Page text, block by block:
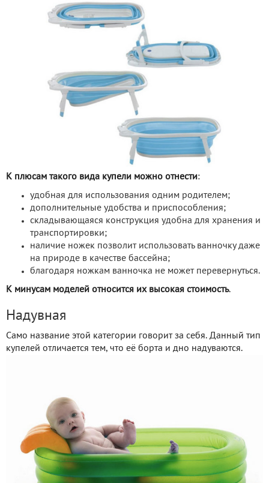
К плюсам такого вида купели можно отнести:
удобная для использования одним родителем;
дополнительные удобства и приспособления;
складывающаяся конструкция удобна для хранения и
транспортировки;
наличие ножек позволит использовать ванночку даже
на природе в качестве бассейна;
благодаря ножкам ванночка не может перевернуться.
К минусам моделей относится их высокая стоимость.
Надувная
Само название этой категории говорит за себя. Данный тип
купелей отличается тем, что её борта и дно надуваются.